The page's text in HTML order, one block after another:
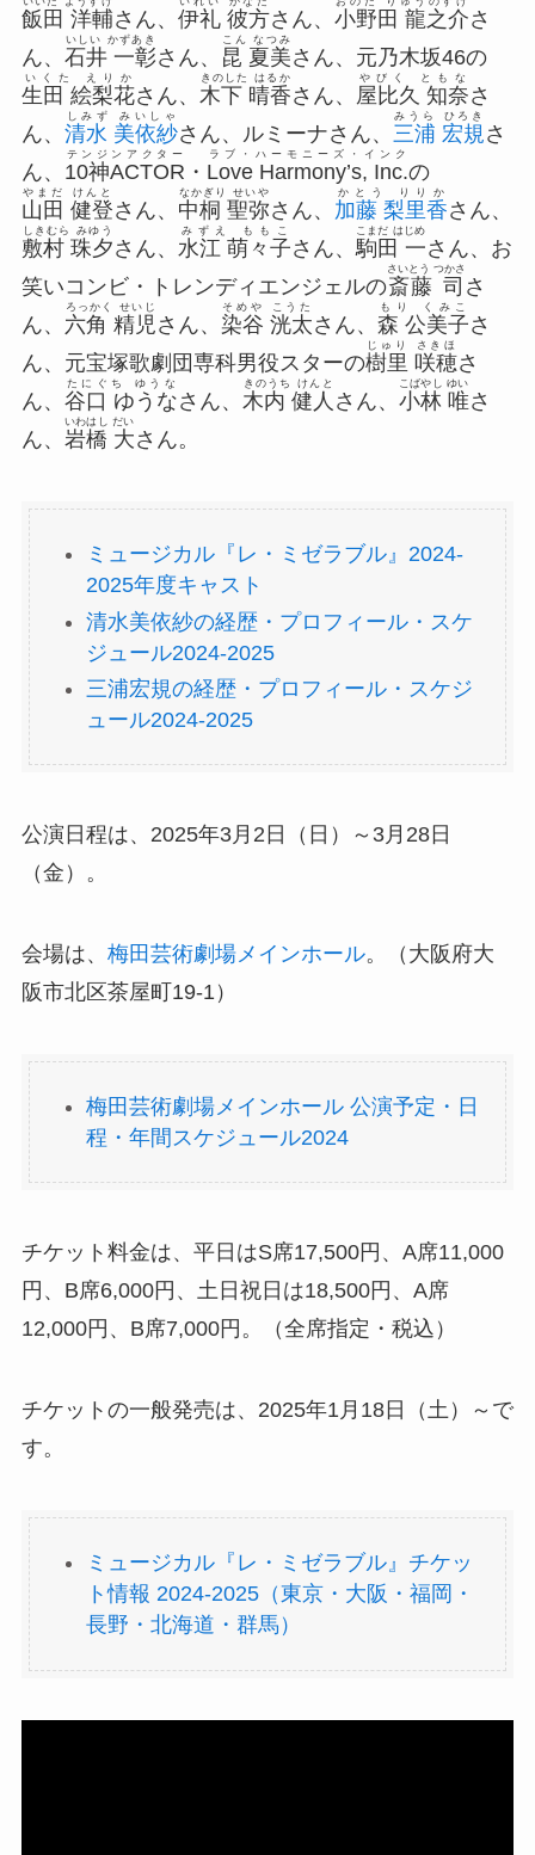
飯田 洋輔さん、 伊礼 彼方さん、 小野田 龍之介さ
ん、 石井 一彰
いしい かずあき
さん、 昆 夏美
こん なつみ
さん、元乃木坂46の
生田 絵梨花
いくた えりか
さん、 木下 晴香
きのした はるか
さん、 屋比久 知奈
やびく ともな
さ
ん、 清水 美依紗
しみず みいしゃ
さん、ルミーナさん、 三浦 宏規
みうら ひろき
さ
ん、 10神ACTOR
テンジンアクター
・ Love Harmony’s, Inc.
ラブ・ハーモニーズ・インク
の
山田 健登
やまだ けんと
さん、 中桐 聖弥
なかぎり せいや
さん、 加藤 梨里香
かとう りりか
さん、
敷村 珠夕
しきむら みゆう
さん、 水江 萌々子
みずえ ももこ
さん、 駒田 一
こまだ はじめ
さん、お
笑いコンビ・トレンディエンジェルの斎藤 司
さいとう つかさ
さ
ん、 六角 精児
ろっかく せいじ
さん、 染谷 洸太
そめや こうた
さん、 森 公美子
もり くみこ
さ
ん、元宝塚歌劇団専科男役スターの樹里 咲穂
じゅり さきほ
さ
ん、 谷口 ゆうな
たにぐち ゆうな
さん、 木内 健人
きのうち けんと
さん、 小林 唯
こばやし ゆい
さ
ん、 岩橋 大
いわはし だい
さん。
ミュージカル『レ・ミゼラブル』2024-
2025年度キャスト
清水美依紗の経歴・プロフィール・スケ
ジュール2024-2025
三浦宏規の経歴・プロフィール・スケジ
ュール2024-2025
公演日程は、2025年3月2日（日）～3月28日
（金）。
会場は、 梅田芸術劇場メインホール。（大阪府大
阪市北区茶屋町19-1）
梅田芸術劇場メインホール 公演予定・日
程・年間スケジュール2024
チケット料金は、平日はS席17,500円、A席11,000
円、B席6,000円、土日祝日は18,500円、A席
12,000円、B席7,000円。（全席指定・税込）
チケットの一般発売は、2025年1月18日（土）～で
す。
ミュージカル『レ・ミゼラブル』チケッ
ト情報 2024-2025（東京・大阪・福岡・
長野・北海道・群馬）